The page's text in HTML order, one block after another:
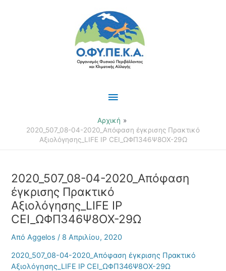
Κύριο
Μενού
Αρχική
2020_507_08-04-2020_Απόφαση έγκρισης Πρακτικό
Αξιολόγησης_LIFE IP CEI_ΩΦΠ346Ψ8ΟΧ-29Ω
2020_507_08-04-2020_Απόφαση
έγκρισης Πρακτικό
Αξιολόγησης_LIFE IP
CEI_ΩΦΠ346Ψ8ΟΧ-29Ω
ΑπόAggelos/ 8 Απριλίου, 2020
2020_507_08-04-2020_Απόφαση έγκρισης Πρακτικό
Αξιολόγησης_LIFE IP CEI_ΩΦΠ346Ψ8ΟΧ-29Ω